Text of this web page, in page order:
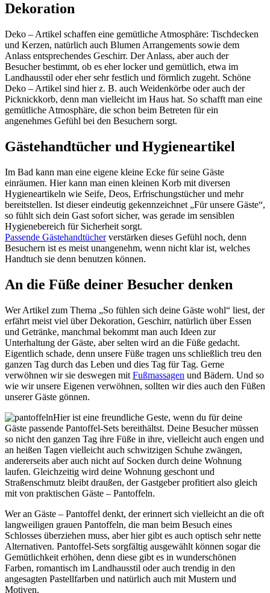
Dekoration
Deko – Artikel schaffen eine gemütliche Atmosphäre: Tischdecken
und Kerzen, natürlich auch Blumen Arrangements sowie dem
Anlass entsprechendes Geschirr. Der Anlass, aber auch der
Besucher bestimmt, ob es eher locker und gemütlich, etwa im
Landhausstil oder eher sehr festlich und förmlich zugeht. Schöne
Deko – Artikel sind hier z. B. auch Weidenkörbe oder auch der
Picknickkorb, denn man vielleicht im Haus hat. So schafft man eine
gemütliche Atmosphäre, die schon beim Betreten für ein
angenehmes Gefühl bei den Besuchern sorgt.
Gästehandtücher und Hygieneartikel
Im Bad kann man eine eigene kleine Ecke für seine Gäste
einräumen. Hier kann man einen kleinen Korb mit diversen
Hygieneartikeln wie Seife, Deos, Erfrischungstücher und mehr
bereitstellen. Ist dieser eindeutig gekennzeichnet „Für unsere Gäste“,
so fühlt sich dein Gast sofort sicher, was gerade im sensiblen
Hygienebereich für Sicherheit sorgt.
Passende Gästehandtücherverstärken dieses Gefühl noch, denn
Besuchern ist es meist unangenehm, wenn nicht klar ist, welches
Handtuch sie denn benutzen können.
An die Füße deiner Besucher denken
Wer Artikel zum Thema „So fühlen sich deine Gäste wohl“ liest, der
erfährt meist viel über Dekoration, Geschirr, natürlich über Essen
und Getränke, manchmal bekommt man auch Ideen zur
Unterhaltung der Gäste, aber selten wird an die Füße gedacht.
Eigentlich schade, denn unsere Füße tragen uns schließlich treu den
ganzen Tag durch das Leben und dies Tag für Tag. Gerne
verwöhnen wir sie deswegen mit Fußmassagen und Bädern. Und so
wie wir unsere Eigenen verwöhnen, sollten wir dies auch den Füßen
unserer Gäste gönnen.
Hier ist eine freundliche Geste, wenn du für deine
Gäste passende Pantoffel-Sets bereithältst. Deine Besucher müssen
so nicht den ganzen Tag ihre Füße in ihre, vielleicht auch engen und
an heißen Tagen vielleicht auch schwitzigen Schuhe zwängen,
andererseits aber auch nicht auf Socken durch deine Wohnung
laufen. Gleichzeitig wird deine Wohnung geschont und
Straßenschmutz bleibt draußen, der Gastgeber profitiert also gleich
mit von praktischen Gäste – Pantoffeln.
Wer an Gäste – Pantoffel denkt, der erinnert sich vielleicht an die oft
langweiligen grauen Pantoffeln, die man beim Besuch eines
Schlosses überziehen muss, aber hier gibt es auch optisch sehr nette
Alternativen. Pantoffel-Sets sorgfältig ausgewählt können sogar die
Gemütlichkeit erhöhen, denn diese gibt es in wunderschönen
Farben, romantisch im Landhausstil oder auch trendig in den
angesagten Pastellfarben und natürlich auch mit Mustern und
Motiven.